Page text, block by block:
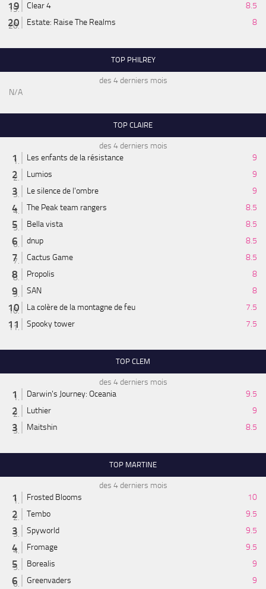
Clear 4
8.5
Estate: Raise The Realms
8
TOP PHILREY
des 4 derniers mois
N/A
TOP CLAIRE
des 4 derniers mois
Les enfants de la résistance
9
Lumios
9
Le silence de l'ombre
9
The Peak team rangers
8.5
Bella vista
8.5
dnup
8.5
Cactus Game
8.5
Propolis
8
SAN
8
La colère de la montagne de feu
7.5
Spooky tower
7.5
TOP CLEM
des 4 derniers mois
Darwin's Journey: Oceania
9.5
Luthier
9
Maitshin
8.5
TOP MARTINE
des 4 derniers mois
Frosted Blooms
10
Tembo
9.5
Spyworld
9.5
Fromage
9.5
Borealis
9
Greenvaders
9